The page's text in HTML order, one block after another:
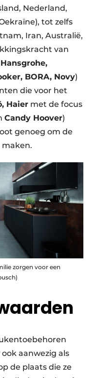
Nederland,
tot zelfs
Iran, Australië,
van
BORA, Novy)
die voor het
Haier met de focus
Candy Hoover)
genoeg om de
zorgen voor een
aanwezig als
de plaats die ze